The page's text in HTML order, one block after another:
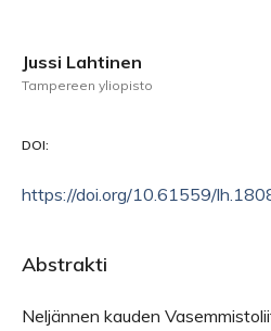
Jussi Lahtinen
Tampereen yliopisto
DOI:
https://doi.org/10.61559/
Abstrakti
Neljännen kauden